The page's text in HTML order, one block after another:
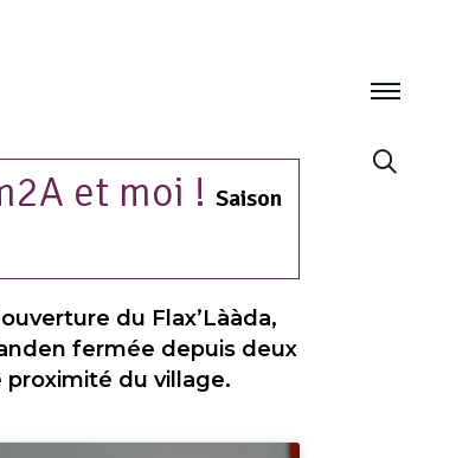
et moi ! Saison
du Flax’Lààda,
fermée depuis deux
du village.